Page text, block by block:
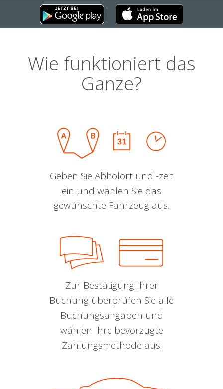
Wie funktioniert das
Ganze?
Geben Sie Abholort und -zeit
ein und wählen Sie das
gewünschte Fahrzeug aus.
Zur Bestätigung Ihrer
Buchung überprüfen Sie alle
Buchungsangaben und
wählen Ihre bevorzugte
Zahlungsmethode aus.